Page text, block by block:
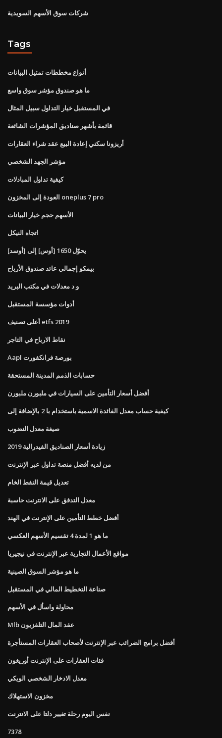
شركات سوق الأسهم السويدية
Tags
أنواع مخططات تمثيل البيانات
ما هو صندوق مؤشر سوق واسع
في المستقبل خيار التداول سبيل المثال
قائمة بأشهر صناديق المؤشرات الشائعة
أريزونا سكني إعادة البيع عقد شراء العقارات
مؤشر الجهد الشخصي
كيفية تداول المبادلات
العودة إلى المخزون oneplus 7 pro
الأسهم حجم خيار البيانات
اتجاه النيكل
يحوّل 1650 [أوس] إلى [أوسد]
بيمكو إجمالي عائد صندوق الأرباح
و د معدلات في مكتب البريد
أدوات مؤسسة المستقبل
أعلى تصنيف etfs 2019
نقاط الارباح في التاجر
Aapl بورصة فرانكفورت
حسابات الذمم المدينة المستحقة
أفضل أسعار التأمين على السيارات في ملبورن ملبورن
كيفية حساب معدل الفائدة الاسمية باستخدام با 2 بالإضافة إلى
صيغة معدل النضوب
زيادة أسعار الصناديق الفيدرالية 2019
من لديه أفضل منصة تداول عبر الإنترنت
تعديل قيمة النفط الخام
معدل التدفق على الانترنت حاسبة
أفضل خطط التأمين على الإنترنت في الهند
ما هو 1 لمدة 4 تقسيم الأسهم العكسي
مواقع الأعمال التجارية عبر الإنترنت في نيجيريا
ما هو مؤشر السوق الصينية
صناعة التخطيط المالي في المستقبل
محاولة واسأل في الأسهم
Mlb عقد المال التلفزيون
أفضل برامج الضرائب عبر الإنترنت لأصحاب العقارات المستأجرة
فئات العقارات على الإنترنت أوريغون
معدل الادخار الشخصي الويكي
مخزون الاستهلاك
نفس اليوم رحلة تغيير دلتا على الانترنت
7378